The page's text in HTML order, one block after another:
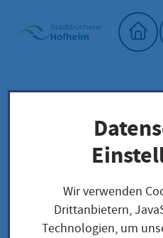
Startseite"
Stadtbücherei
Unser Saatgut: Aussaat -
Samengewinnung
Fruchtgemüse
Rote Murmel / Solanum
Wir verwenden
Drittanbietern,
Technologien, um